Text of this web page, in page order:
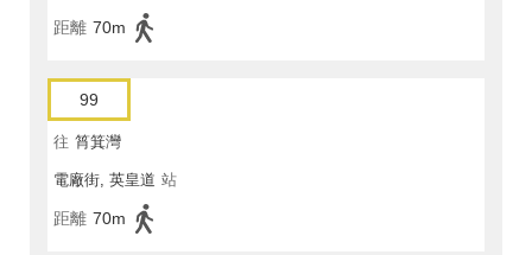
距離 70m
99
往 筲箕灣
電廠街, 英皇道 站
距離 70m